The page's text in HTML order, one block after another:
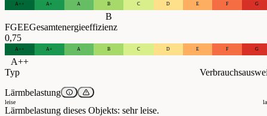
A++ A+ A B C D E F G
B
FGEEGesamtenergieeffizienz
0,75
A++ A+ A B C D E F G
A++
Typ
Lärmbelastung
leise
Lärmbelastung dieses Objekts: sehr leise.